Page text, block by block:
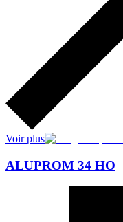
Voir plus
ALUPROM 34 HO